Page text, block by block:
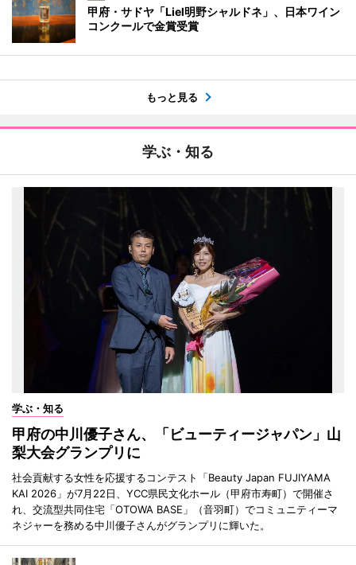
甲府・サドヤ「Liel明野シャルドネ」、日本ワイン
コンクールで金賞受賞
もっと見る
学ぶ・知る
学ぶ・知る
甲府の中川優子さん、「ビューティージャパン」山
梨大会グランプリに
社会貢献する女性を応援するコンテスト「Beauty Japan FUJIYAMA
KAI 2026」が7月22日、YCC県民文化ホール（甲府市寿町）で開催さ
れ、交流型共同住宅「OTOWA BASE」（音羽町）でコミュニティーマ
ネジャーを務める中川優子さんがグランプリに輝いた。